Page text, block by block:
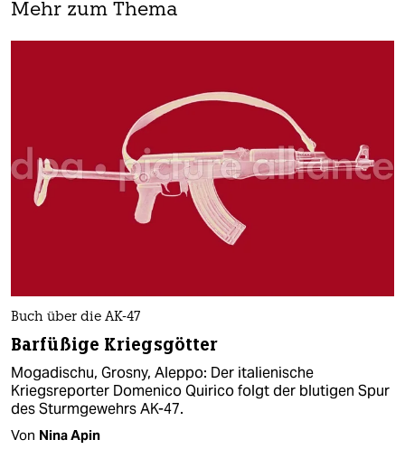
Mehr zum Thema
Buch über die AK-47
Barfüßige Kriegsgötter
Mogadischu, Grosny, Aleppo: Der italienische
Kriegsreporter Domenico Quirico folgt der blutigen Spur
des Sturmgewehrs AK-47.
Von Nina Apin